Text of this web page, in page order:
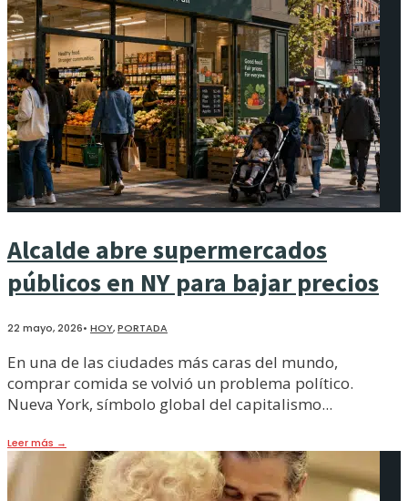
Alcalde abre supermercados
públicos en NY para bajar precios
22 mayo, 2026• HOY,PORTADA
En una de las ciudades más caras del mundo,
comprar comida se volvió un problema político.
Nueva York, símbolo global del capitalismo...
Leer más →